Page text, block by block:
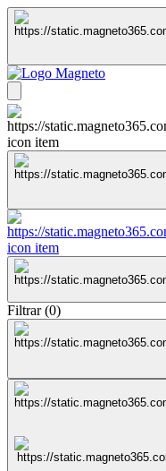
Filtrar(0)